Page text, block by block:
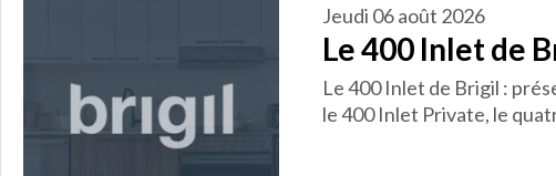
jeudi 06 août 2026
Le 400 Inlet de
Le 400 Inlet de Brigil :
le 400 Inlet Private, le